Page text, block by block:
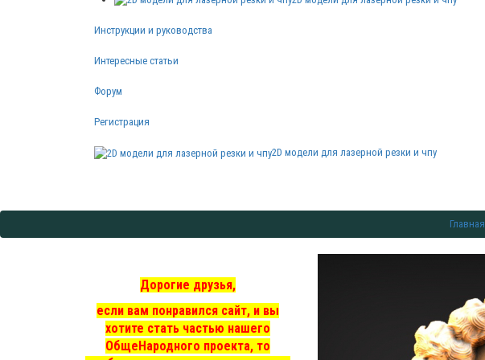
Инструкции и руководства
Интересные статьи
Форум
Регистрация
2D модели для лазерной резки и чпу
Главная
Дорогие друзья,
если вам понравился сайт, и вы
хотите стать частью нашего
ОбщеНародного проекта, то